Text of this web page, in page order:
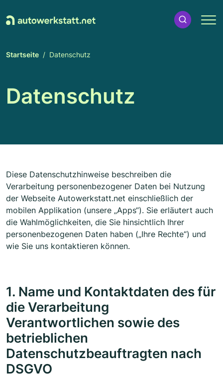
Startseite Datenschutz
Datenschutz
Diese Datenschutzhinweise beschreiben die
Verarbeitung personenbezogener Daten bei Nutzung
der Webseite Autowerkstatt.net einschließlich der
mobilen Applikation (unsere „Apps“). Sie erläutert auch
die Wahlmöglichkeiten, die Sie hinsichtlich Ihrer
personenbezogenen Daten haben („Ihre Rechte“) und
wie Sie uns kontaktieren können.
1. Name und Kontaktdaten des für
die Verarbeitung
Verantwortlichen sowie des
betrieblichen
Datenschutzbeauftragten nach
DSGVO